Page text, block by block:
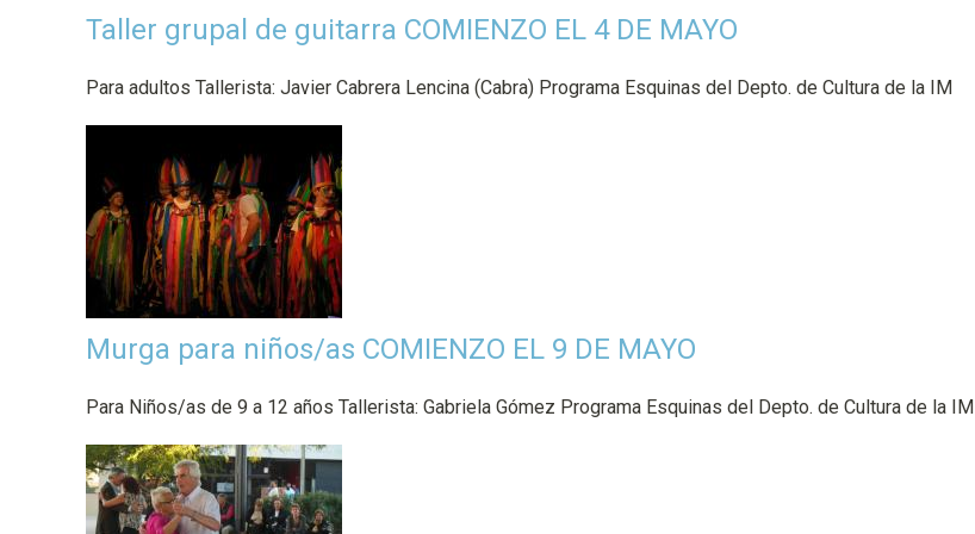
Taller grupal de guitarra COMIENZO EL 4 DE MAYO
Para adultos Tallerista: Javier Cabrera Lencina (Cabra) Programa Esquinas del Depto. de Cultura de la IM
Murga para niños/as COMIENZO EL 9 DE MAYO
Para Niños/as de 9 a 12 años Tallerista: Gabriela Gómez Programa Esquinas del Depto. de Cultura de la IM
a